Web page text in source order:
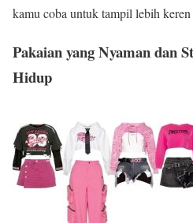
kamu coba untuk tampil lebih keren
Pakaian yang Nyaman dan
Hidup